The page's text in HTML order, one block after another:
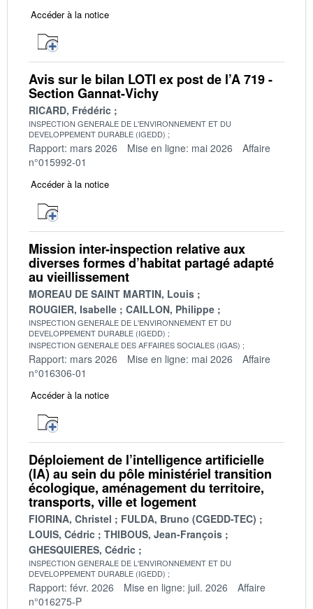
Accéder à la notice
Avis sur le bilan LOTI ex post de l’A 719 -
Section Gannat-Vichy
RICARD, Frédéric
INSPECTION GENERALE DE L'ENVIRONNEMENT ET DU
DEVELOPPEMENT DURABLE (IGEDD)
Rapport: mars 2026 Mise en ligne: mai 2026
Affaire
n°015992-01
Accéder à la notice
Mission inter-inspection relative aux
diverses formes d’habitat partagé adapté
au vieillissement
MOREAU DE SAINT MARTIN, Louis
ROUGIER, Isabelle
CAILLON, Philippe
INSPECTION GENERALE DE L'ENVIRONNEMENT ET DU
DEVELOPPEMENT DURABLE (IGEDD)
INSPECTION GENERALE DES AFFAIRES SOCIALES (IGAS)
Rapport: mars 2026 Mise en ligne: mai 2026
Affaire
n°016306-01
Accéder à la notice
Déploiement de l’intelligence artificielle
(IA) au sein du pôle ministériel transition
écologique, aménagement du territoire,
transports, ville et logement
FIORINA, Christel
FULDA, Bruno (CGEDD-TEC)
LOUIS, Cédric
THIBOUS, Jean-François
GHESQUIERES, Cédric
INSPECTION GENERALE DE L'ENVIRONNEMENT ET DU
DEVELOPPEMENT DURABLE (IGEDD)
Rapport: févr. 2026 Mise en ligne: juil. 2026
Affaire
n°016275-P